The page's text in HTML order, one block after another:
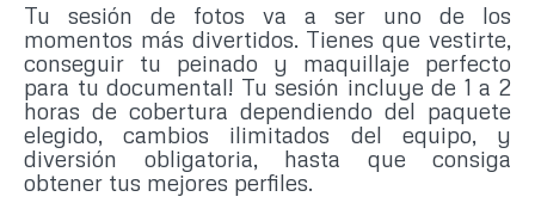
Tu sesión de fotos va a ser uno de los
momentos más divertidos. Tienes que vestirte,
conseguir tu peinado y maquillaje perfecto
para tu documental! Tu sesión incluye de 1 a 2
horas de cobertura dependiendo del paquete
elegido, cambios ilimitados del equipo, y
diversión obligatoria, hasta que consiga
obtener tus mejores perfiles.